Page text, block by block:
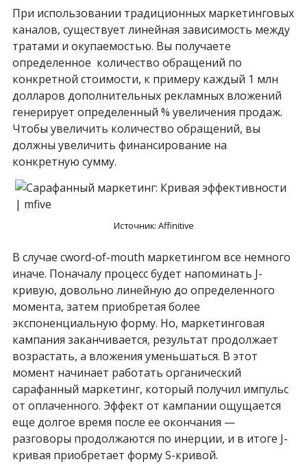
При использовании традиционных маркетинговых
каналов, существует линейная зависимость между
тратами и окупаемостью. Вы получаете
определенное количество обращений по
конкретной стоимости, к примеру каждый 1 млн
долларов дополнительных рекламных вложений
генерирует определенный % увеличения продаж.
Чтобы увеличить количество обращений, вы
должны увеличить финансирование на
конкретную сумму.
Источник: Affinitive
В случае сword-of-mouth маркетингом все немного
иначе. Поначалу процесс будет напоминать J-
кривую, довольно линейную до определенного
момента, затем приобретая более
экспоненциальную форму. Но, маркетинговая
кампания заканчивается, результат продолжает
возрастать, а вложения уменьшаться. В этот
момент начинает работать органический
сарафанный маркетинг, который получил импульс
от оплаченного. Эффект от кампании ощущается
еще долгое время после ее окончания —
разговоры продолжаются по инерции, и в итоге J-
кривая приобретает форму S-кривой.